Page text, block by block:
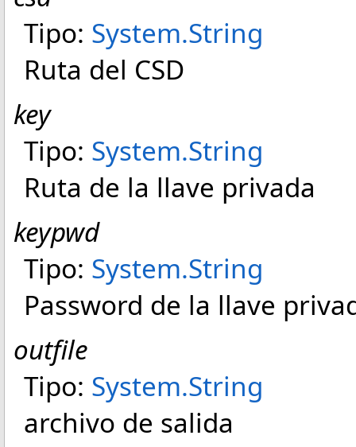
Tipo: System.String
Ruta del CSD
key
Tipo: System.String
Ruta de la llave privada
keypwd
Tipo: System.String
Password de la llave
outfile
Tipo: System.String
archivo de salida